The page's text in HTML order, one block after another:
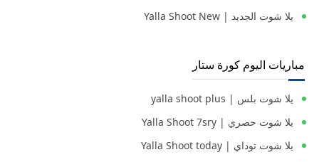
يلا شوت الجديد | Yalla Shoot New
مباريات اليوم كورة ستار
يلا شوت بلس | yalla shoot plus
يلا شوت حصري | Yalla Shoot 7sry
يلا شوت توداي | Yalla Shoot today